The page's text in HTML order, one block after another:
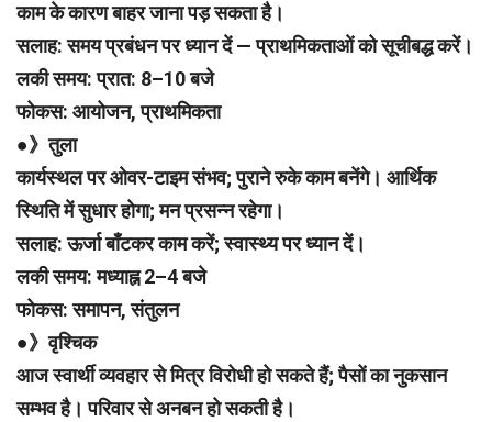
काम के कारण बाहर जाना पड़ सकता है।
सलाह: समय प्रबंधन पर ध्यान दें — प्राथमिकताओं को सूचीबद्ध करें।
लकी समय: प्रात: 8–10 बजे
फोकस: आयोजन, प्राथमिकता
●》तुला
कार्यस्थल पर ओवर-टाइम संभव; पुराने रुके काम बनेंगे। आर्थिक
स्थिति में सुधार होगा; मन प्रसन्न रहेगा।
सलाह: ऊर्जा बाँटकर काम करें; स्वास्थ्य पर ध्यान दें।
लकी समय: मध्याह्न 2–4 बजे
फोकस: समापन, संतुलन
●》वृश्चिक
आज स्वार्थी व्यवहार से मित्र विरोधी हो सकते हैं; पैसों का नुकसान
सम्भव है। परिवार से अनबन हो सकती है।